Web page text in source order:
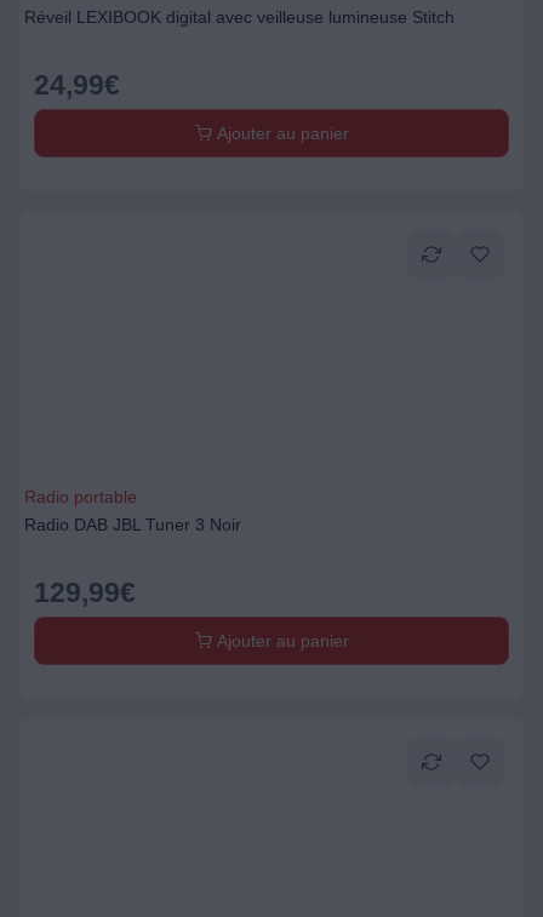
Réveil LEXIBOOK digital avec veilleuse lumineuse Stitch
24,99€
Ajouter au panier
Radio portable
Radio DAB JBL Tuner 3 Noir
129,99€
Ajouter au panier